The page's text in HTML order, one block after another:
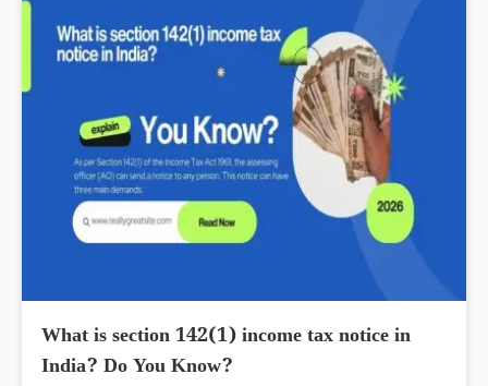
What is section 142(1) income tax notice in
India? Do You Know?